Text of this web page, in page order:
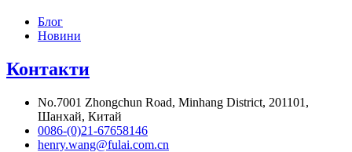
Блог
Новини
Контакти
No.7001 Zhongchun Road, Minhang District, 201101,
Шанхай, Китай
0086-(0)21-67658146
henry.wang@fulai.com.cn